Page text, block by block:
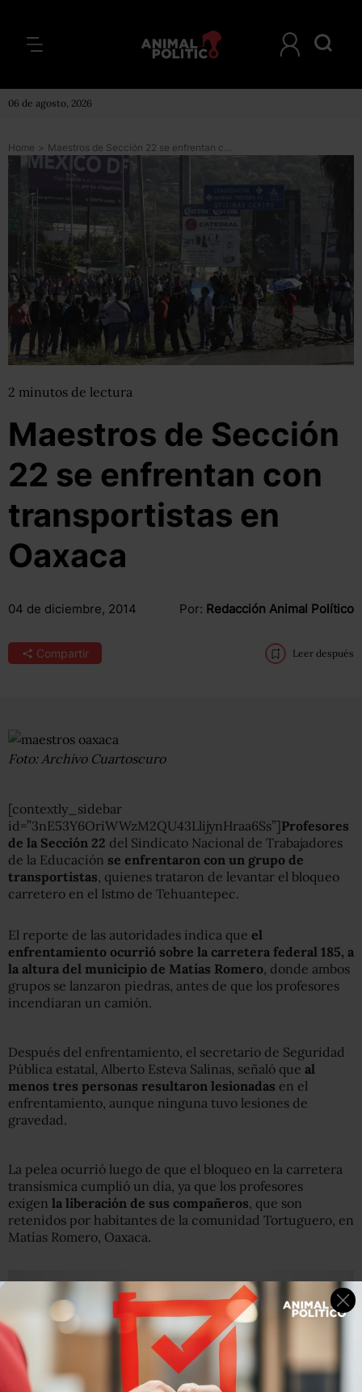
06 de agosto, 2026
Home > Maestros de Sección 22 se enfrentan con transportistas en Oaxaca
2 minutos de lectura
Maestros de Sección
22 se enfrentan con
transportistas en
Oaxaca
04 de diciembre, 2014 Por: Redacción Animal Político
Compartir Leer después
Foto: Archivo Cuartoscuro
[contextly_sidebar
id=”3nE53Y6OriWWzM2QU43LlijynHraa6Ss”]Profesores
de la Sección 22 del Sindicato Nacional de Trabajadores
de la Educación se enfrentaron con un grupo de
transportistas, quienes trataron de levantar el bloqueo
carretero en el Istmo de Tehuantepec.
El reporte de las autoridades indica que el
enfrentamiento ocurrió sobre la carretera federal 185, a
la altura del municipio de Matías Romero, donde ambos
grupos se lanzaron piedras, antes de que los profesores
incendiaran un camión.
Después del enfrentamiento, el secretario de Seguridad
Pública estatal, Alberto Esteva Salinas, señaló que al
menos tres personas resultaron lesionadas en el
enfrentamiento, aunque ninguna tuvo lesiones de
gravedad.
La pelea ocurrió luego de que el bloqueo en la carretera
transísmica cumplió un día, ya que los profesores
exigen la liberación de sus compañeros, que son
retenidos por habitantes de la comunidad Tortuguero, en
Matías Romero, Oaxaca.